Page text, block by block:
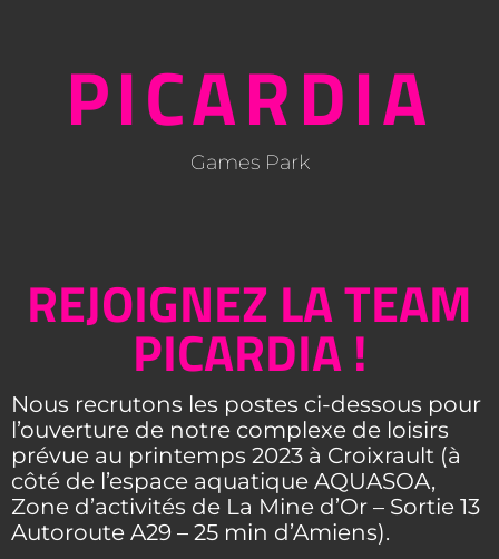
PICARDIA
Games Park
REJOIGNEZ LA TEAM
PICARDIA !
Nous recrutons les postes ci-dessous pour
l’ouverture de notre complexe de loisirs
prévue au printemps 2023 à Croixrault (à
côté de l’espace aquatique AQUASOA,
Zone d’activités de La Mine d’Or – Sortie 13
Autoroute A29 – 25 min d’Amiens).